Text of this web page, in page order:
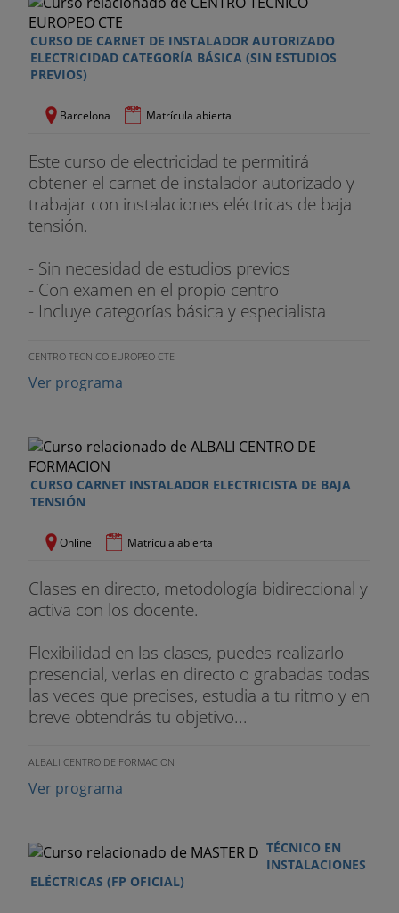
CURSO DE CARNET DE INSTALADOR AUTORIZADO
ELECTRICIDAD CATEGORÍA BÁSICA (SIN ESTUDIOS
PREVIOS)
Barcelona Matrícula abierta
Este curso de electricidad te permitirá
obtener el carnet de instalador autorizado y
trabajar con instalaciones eléctricas de baja
tensión.
- Sin necesidad de estudios previos
- Con examen en el propio centro
- Incluye categorías básica y especialista
CENTRO TECNICO EUROPEO CTE
Ver programa
CURSO CARNET INSTALADOR ELECTRICISTA DE BAJA
TENSIÓN
Online Matrícula abierta
Clases en directo, metodología bidireccional y
activa con los docente.
Flexibilidad en las clases, puedes realizarlo
presencial, verlas en directo o grabadas todas
las veces que precises, estudia a tu ritmo y en
breve obtendrás tu objetivo...
ALBALI CENTRO DE FORMACION
Ver programa
TÉCNICO EN
INSTALACIONES
ELÉCTRICAS (FP OFICIAL)